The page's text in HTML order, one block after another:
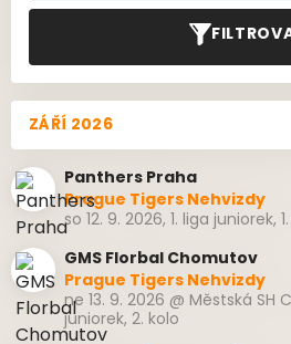
ZÁŘÍ 2026
Panthers Praha
Prague Tigers Nehvizdy
so 12. 9. 2026, 1. liga juniorek,
GMS Florbal Chomutov
Prague Tigers Nehvizdy
ne 13. 9. 2026 @ Městská SH
juniorek, 2. kolo